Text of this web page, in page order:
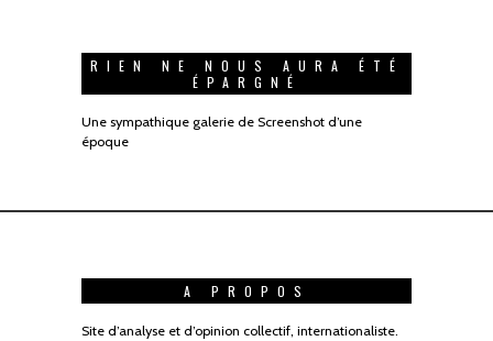
RIEN NE NOUS AURA ÉTÉ
ÉPARGNÉ
Une sympathique galerie de Screenshot d’une
époque
A PROPOS
Site d’analyse et d’opinion collectif, internationaliste.